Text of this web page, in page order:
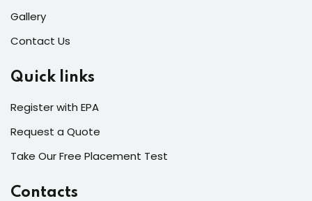
Gallery
Contact Us
Quick links
Register with EPA
Request a Quote
Take Our Free Placement Test
Contacts